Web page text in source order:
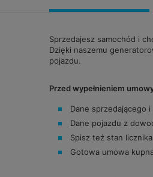
Sprzedajesz samochód i
Dzięki naszemu
pojazdu.
Przed wypełnieniem
Dane sprzedającego
Dane pojazdu z
Spisz też stan licznika
Gotowa umowa